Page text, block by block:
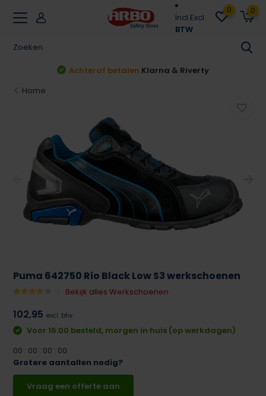
Incl.Excl.
BTW
0 0
Achteraf betalen Klarna & Riverty
Home
Puma 642750 Rio Black Low S3 werkschoenen
Bekijk alles Werkschoenen
102,95 excl. btw
Voor 16:00 besteld, morgen in huis (op werkdagen)
00 : 00 : 00 : 00
Grotere aantallen nodig?
Vraag een offerte aan